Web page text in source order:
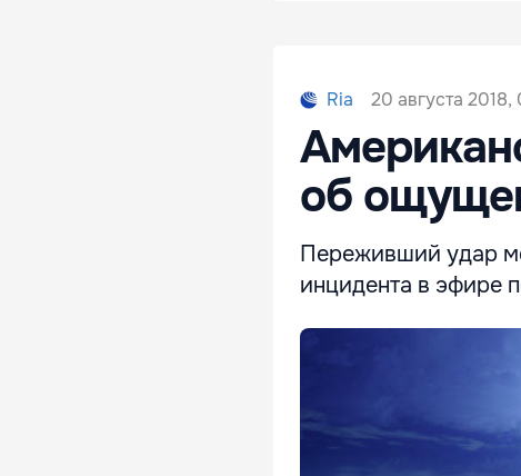
Ria 20 августа 2018,
об
Переживший удар
инцидента в эфире